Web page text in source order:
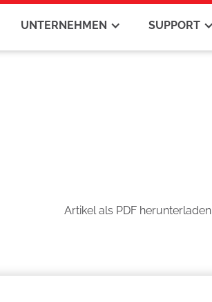
UNTERNEHMEN SUPPORT
Artikel als PDF herunterladen